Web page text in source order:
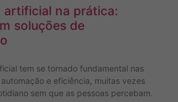
artificial na prática:
soluções de
tem se tornado fundamental nas
e eficiência, muitas vezes
sem que as pessoas percebam.